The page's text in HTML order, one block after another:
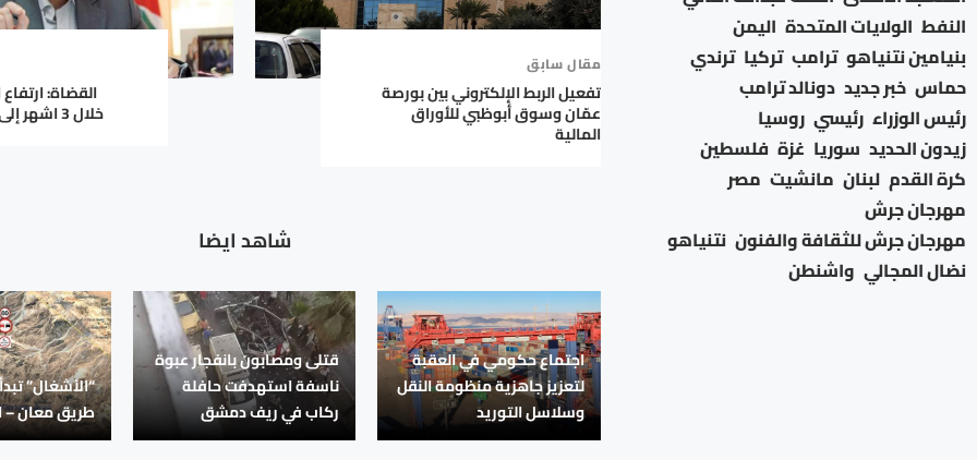
مقال سابق
تفعيل الربط الإلكتروني بين بورصة
عمّان وسوق أبوظبي للأوراق
المالية
القضاة:
خلال 3 اشهر إلى 2.129 مليار دينار
شاهد ايضا
“الأشغال”
طريق معان –
قتلى ومصابون بانفجار عبوة
ناسفة استهدفت حافلة
ركاب في ريف دمشق
اجتماع حكومي في العقبة
لتعزيز جاهزية منظومة النقل
وسلاسل التوريد
النفط الولايات المتحدة اليمن
بنيامين نتنياهو ترامب تركيا ترندي
حماس خبر جديد دونالد ترامب
رئيس الوزراء رئيسي روسيا
زيدون الحديد سوريا غزة فلسطين
كرة القدم لبنان مانشيت مصر
مهرجان جرش
مهرجان جرش للثقافة والفنون نتنياهو
نضال المجالي واشنطن